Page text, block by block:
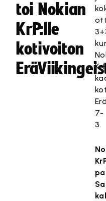
toi Nokian
KrP:lle
kotivoiton
7-
3.